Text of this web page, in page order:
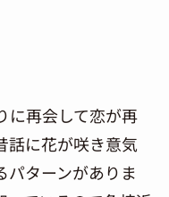
に再会して恋が再
話に花が咲き意気
パターンがありま